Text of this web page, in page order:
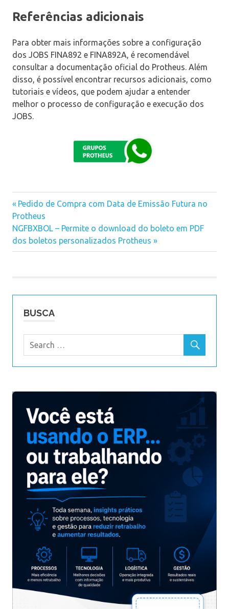
Referências adicionais
Para obter mais informações sobre a configuração
dos JOBS FINA892 e FINA892A, é recomendável
consultar a documentação oficial do Protheus. Além
disso, é possível encontrar recursos adicionais, como
tutoriais e vídeos, que podem ajudar a entender
melhor o processo de configuração e execução dos
JOBS.
Navegação
de
Post
Previous
Post:
Pedido de Compra com Data de Emissão Futura no
Protheus
Next
Post:
NGFBXBOL – Permite o download do boleto em PDF
dos boletos personalizados Protheus
BUSCA